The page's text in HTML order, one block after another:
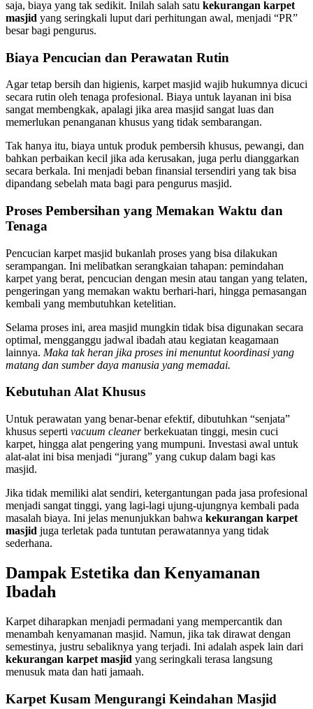
saja, biaya yang tak sedikit. Inilah salah satu kekurangan karpet
masjid yang seringkali luput dari perhitungan awal, menjadi “PR”
besar bagi pengurus.
Biaya Pencucian dan Perawatan Rutin
Agar tetap bersih dan higienis, karpet masjid wajib hukumnya dicuci
secara rutin oleh tenaga profesional. Biaya untuk layanan ini bisa
sangat membengkak, apalagi jika area masjid sangat luas dan
memerlukan penanganan khusus yang tidak sembarangan.
Tak hanya itu, biaya untuk produk pembersih khusus, pewangi, dan
bahkan perbaikan kecil jika ada kerusakan, juga perlu dianggarkan
secara berkala. Ini menjadi beban finansial tersendiri yang tak bisa
dipandang sebelah mata bagi para pengurus masjid.
Proses Pembersihan yang Memakan Waktu dan
Tenaga
Pencucian karpet masjid bukanlah proses yang bisa dilakukan
serampangan. Ini melibatkan serangkaian tahapan: pemindahan
karpet yang berat, pencucian dengan mesin atau tangan yang telaten,
pengeringan yang memakan waktu berhari-hari, hingga pemasangan
kembali yang membutuhkan ketelitian.
Selama proses ini, area masjid mungkin tidak bisa digunakan secara
optimal, mengganggu jadwal ibadah atau kegiatan keagamaan
lainnya. Maka tak heran jika proses ini menuntut koordinasi yang
matang dan sumber daya manusia yang memadai.
Kebutuhan Alat Khusus
Untuk perawatan yang benar-benar efektif, dibutuhkan “senjata”
khusus seperti vacuum cleanerberkekuatan tinggi, mesin cuci
karpet, hingga alat pengering yang mumpuni. Investasi awal untuk
alat-alat ini bisa menjadi “jurang” yang cukup dalam bagi kas
masjid.
Jika tidak memiliki alat sendiri, ketergantungan pada jasa profesional
menjadi sangat tinggi, yang lagi-lagi ujung-ujungnya kembali pada
masalah biaya. Ini jelas menunjukkan bahwa kekurangan karpet
masjid juga terletak pada tuntutan perawatannya yang tidak
sederhana.
Dampak Estetika dan Kenyamanan
Ibadah
Karpet diharapkan menjadi permadani yang mempercantik dan
menambah kenyamanan masjid. Namun, jika tak dirawat dengan
semestinya, justru sebaliknya yang terjadi. Ini adalah aspek lain dari
kekurangan karpet masjid yang seringkali terasa langsung
menusuk mata dan hati jamaah.
Karpet Kusam Mengurangi Keindahan Masjid